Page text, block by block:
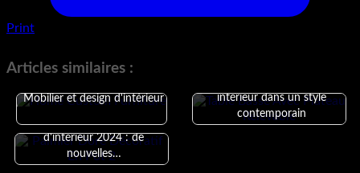
Print
Articles similaires :
Mobilier et design d'intérieur
intérieur dans un style
contemporain
Tendances du design
d'intérieur 2024 : de
nouvelles…